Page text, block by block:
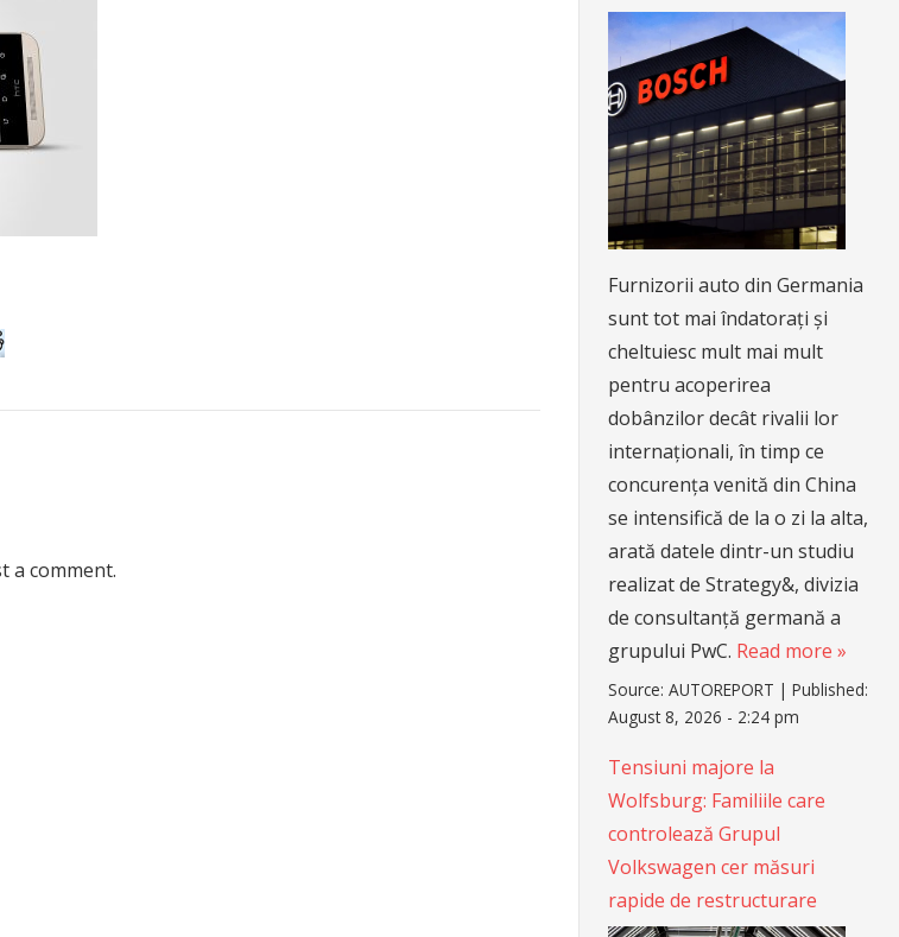
a comment.
Furnizorii auto din Germania
sunt tot mai îndatorați și
cheltuiesc mult mai mult
pentru acoperirea
dobânzilor decât rivalii lor
internaționali, în timp ce
concurența venită din China
se intensifică de la o zi la alta,
arată datele dintr-un studiu
realizat de Strategy&, divizia
de consultanță germană a
grupului PwC. Read more »
Source:AUTOREPORT |Published:
August 8, 2026 - 2:24 pm
Tensiuni majore la
Wolfsburg: Familiile care
controlează Grupul
Volkswagen cer măsuri
rapide de restructurare